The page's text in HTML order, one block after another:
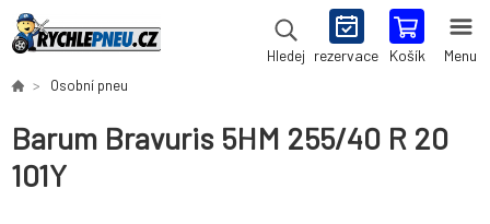
Hledej rezervace Košík Menu
Osobní pneu
Barum Bravuris 5HM 255/40 R 20
101Y